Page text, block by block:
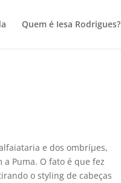
Quem é Iesa Rodrigues?
e dos ombríµes,
Puma. O fato é que fez
o styling de cabeças